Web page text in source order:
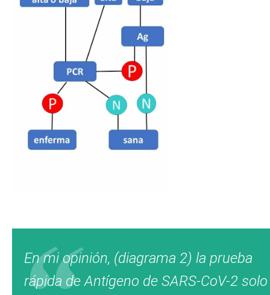
En mi opinión, (diagrama 2) la prueba
rápida de Antígeno de SARS-CoV-2 solo